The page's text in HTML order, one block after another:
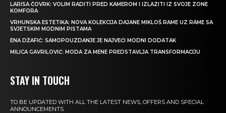
LARISA ČOVRK: VOLIM RADITI PRED KAMEROM I IZLAZITI IZ SVOJE ZONE
KOMFORA
VRHUNSKA ESTETIKA: NOVA KOLEKCIJA DAJANE MIKLOŠ RAME UZ RAME SA
SVJETSKIM MODNIM PISTAMA
ENA DŽAFIĆ: SAMOPOUZDANJE JE NAJVEĆI MODNI DODATAK
MILICA GAVRILOVIĆ: MODA ZA MENE PREDSTAVLJA TRANSFORMACIJU
STAY IN TOUCH
TO BE UPDATED WITH ALL THE LATEST NEWS, OFFERS AND SPECIAL
ANNOUNCEMENTS.